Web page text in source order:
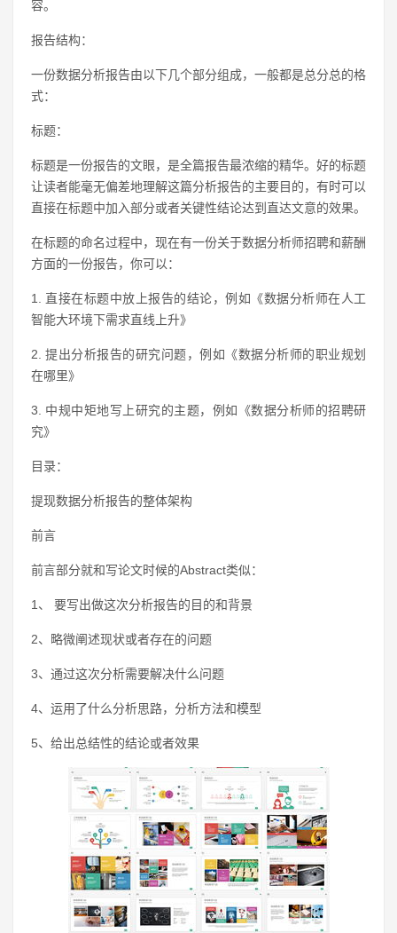
容。
报告结构：
一份数据分析报告由以下几个部分组成，一般都是总分总的格
式：
标题：
标题是一份报告的文眼，是全篇报告最浓缩的精华。好的标题
让读者能毫无偏差地理解这篇分析报告的主要目的，有时可以
直接在标题中加入部分或者关键性结论达到直达文意的效果。
在标题的命名过程中，现在有一份关于数据分析师招聘和薪酬
方面的一份报告，你可以：
1. 直接在标题中放上报告的结论，例如《数据分析师在人工
智能大环境下需求直线上升》
2. 提出分析报告的研究问题，例如《数据分析师的职业规划
在哪里》
3. 中规中矩地写上研究的主题，例如《数据分析师的招聘研
究》
目录：
提现数据分析报告的整体架构
前言
前言部分就和写论文时候的Abstract类似：
1、 要写出做这次分析报告的目的和背景
2、略微阐述现状或者存在的问题
3、通过这次分析需要解决什么问题
4、运用了什么分析思路，分析方法和模型
5、给出总结性的结论或者效果